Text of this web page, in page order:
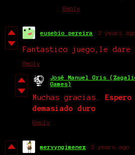
Reply
eusebio pereira 3 years
Fantastico juego,le dare
Reply
José Manuel Gris
Games)
Muchas gracias.
demasiado duro
Reply
mervyngimenez 3 years ago